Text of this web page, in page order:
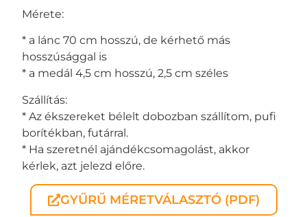
Mérete:
* a lánc 70 cm hosszú, de kérhető más
hosszúsággal is
* a medál 4,5 cm hosszú, 2,5 cm széles
Szállítás:
* Az ékszereket bélelt dobozban szállítom, pufi
borítékban, futárral.
* Ha szeretnél ajándékcsomagolást, akkor
kérlek, azt jelezd előre.
GYŰRŰ MÉRETVÁLASZTÓ (PDF)